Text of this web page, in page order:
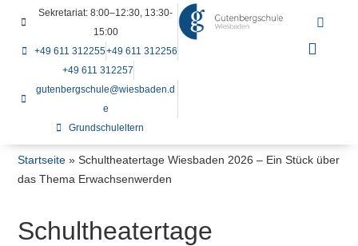
Sekretariat: 8:00–12:30, 13:30-
15:00
+49 611 312255+49 611 312256
+49 611 312257
gutenbergschule@wiesbaden.d
e
Grundschuleltern
Startseite »Schultheatertage Wiesbaden 2026 – Ein Stück über
das Thema Erwachsenwerden
Schultheatertage